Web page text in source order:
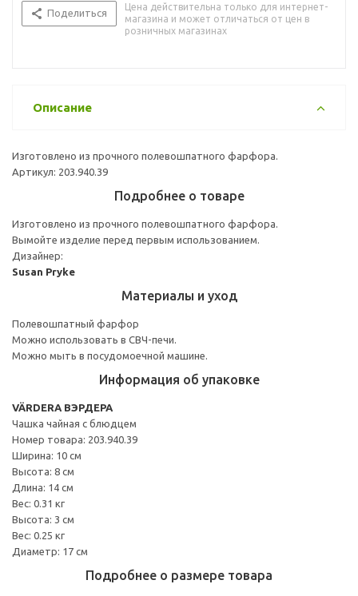
Поделиться
Цена действительна только для интернет-
магазина и может отличаться от цен в
розничных магазинах
Описание
Изготовлено из прочного полевошпатного фарфора.
Артикул: 203.940.39
Подробнее о товаре
Изготовлено из прочного полевошпатного фарфора.
Вымойте изделие перед первым использованием.
Дизайнер:
Susan Pryke
Материалы и уход
Полевошпатный фарфор
Можно использовать в СВЧ-печи.
Можно мыть в посудомоечной машине.
Информация об упаковке
VÄRDERA ВЭРДЕРА
Чашка чайная с блюдцем
Номер товара: 203.940.39
Ширина: 10 см
Высота: 8 см
Длина: 14 см
Вес: 0.31 кг
Высота: 3 см
Вес: 0.25 кг
Диаметр: 17 см
Подробнее о размере товара